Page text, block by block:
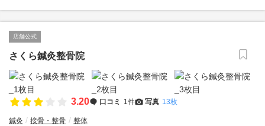
店舗公式
さくら鍼灸整骨院
3.20 口コミ 1件 写真 13枚
鍼灸 接骨・整骨 整体